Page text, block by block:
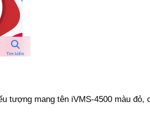
tượng mang tên iVMS-4500 màu đỏ,